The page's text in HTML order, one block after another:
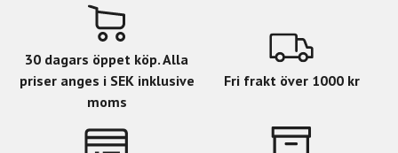
30 dagars öppet köp. Alla
priser anges i SEK inklusive
moms
Fri frakt över 1000 kr